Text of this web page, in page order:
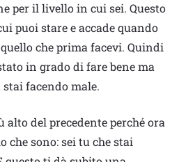
per il livello in cui sei. Questo
puoi stare e accade quando
che prima facevi. Quindi
in grado di fare bene ma
facendo male.
del precedente perché ora
che sono: sei tu che stai